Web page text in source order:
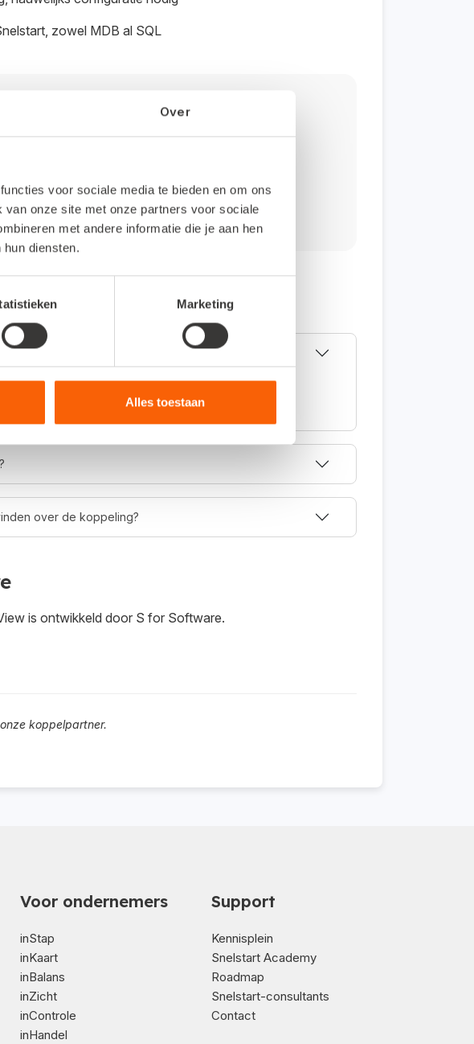
Over
voor sociale media te bieden en om ons
onze site met onze partners voor sociale
met andere informatie die je aan hen
diensten.
Marketing
Alles toestaan
zowel MDB al SQL
koppeling?
het?
(ook wel gateway-koppeling). Deze koppeling kun je
en/of je offline administratie.
over de koppeling?
is ontwikkeld door S for Software.
koppelpartner.
Voor ondernemers
inStap
inKaart
inBalans
inZicht
inControle
inHandel
Support
Kennisplein
Snelstart Academy
Roadmap
Snelstart-consultants
Contact